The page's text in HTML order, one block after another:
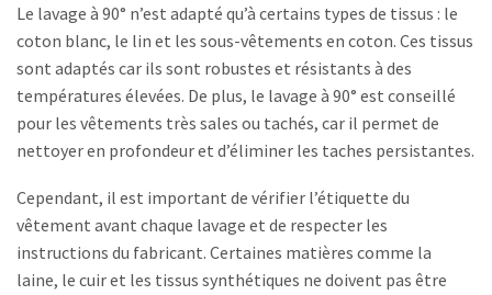
Le lavage à 90° n’est adapté qu’à certains types de tissus : le
coton blanc, le lin et les sous-vêtements en coton. Ces tissus
sont adaptés car ils sont robustes et résistants à des
températures élevées. De plus, le lavage à 90° est conseillé
pour les vêtements très sales ou tachés, car il permet de
nettoyer en profondeur et d’éliminer les taches persistantes.
Cependant, il est important de vérifier l’étiquette du
vêtement avant chaque lavage et de respecter les
instructions du fabricant. Certaines matières comme la
laine, le cuir et les tissus synthétiques ne doivent pas être